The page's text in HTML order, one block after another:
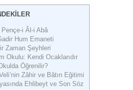
i Âl-i Abâ
Hum Emaneti
Zaman Şeyhleri
Okulu: Kendi Ocaklarıdır
Öğrenilir?
Zâhir ve Bâtın Eğitimi
Ehlibeyt ve Son Söz